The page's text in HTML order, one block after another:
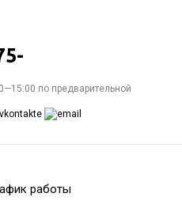
по предварительной
работы